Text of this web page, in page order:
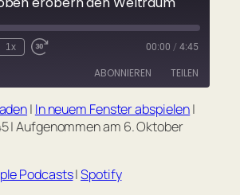
1x
Fast
seconds
00:00 / 4:45
ABONNIEREN TEILEN
| In neuem Fenster abspielen|
|Aufgenommen am 6. Oktober
Podcasts|Spotify